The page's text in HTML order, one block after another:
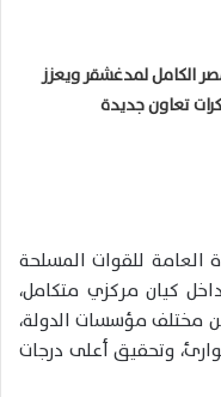
الكامل لمدغشقر ويعزز
تعاون جديدة
العامة للقوات المسلحة
كيان مركزي متكامل،
مختلف مؤسسات الدولة،
وتحقيق أعلى درجات